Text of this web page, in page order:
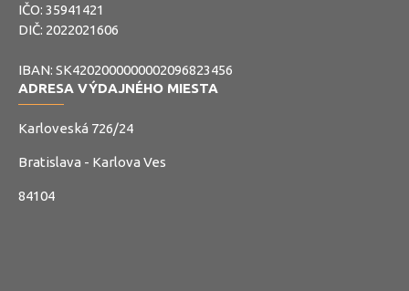
IČO: 35941421
DIČ: 2022021606
IBAN: SK4202000000002096823456
ADRESA VÝDAJNÉHO MIESTA
Karloveská 726/24
Bratislava - Karlova Ves
84104